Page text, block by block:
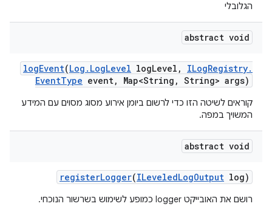
הגלובלי
abstract void
logEvent(Log . LogLevel logLevel , ILogRegistry.
EventType event, Map<String , String> args)
קוראים לשיטה הזו כדי לרשום ביומן אירוע מסוג מסוים עם המידע
המשויך במפה.
abstract void
registerLogger(ILeveledLogOutput log)
רושם את האובייקט logger כמופע לשימוש בשרשור הנוכחי.